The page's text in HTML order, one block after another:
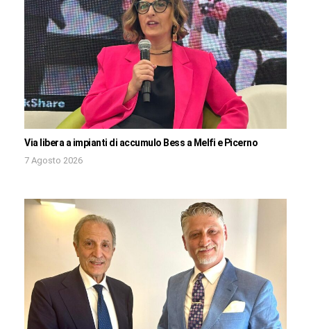
Via libera a impianti di accumulo Bess a Melfi e Picerno
7 Agosto 2026